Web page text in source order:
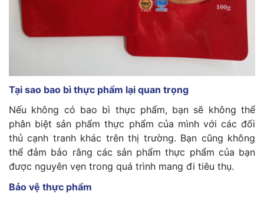
Tại sao bao bì thực phẩm lại quan trọng
Nếu không có bao bì thực phẩm, bạn sẽ không thể
phân biệt sản phẩm thực phẩm của mình với các đối
thủ cạnh tranh khác trên thị trường. Bạn cũng không
thể đảm bảo rằng các sản phẩm thực phẩm của bạn
được nguyên vẹn trong quá trình mang đi tiêu thụ.
Bảo vệ thực phẩm